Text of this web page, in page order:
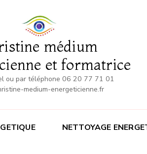
médium
et formatrice
ou par téléphone 06 20 77 71 01
medium-energeticienne.fr
NETTOYAGE